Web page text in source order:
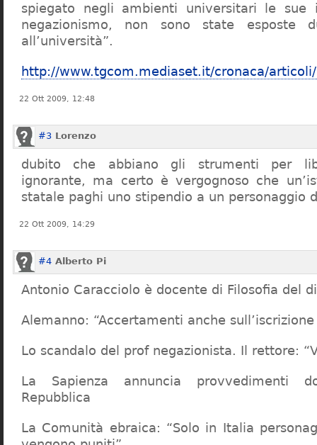
spiegato negli ambienti universitari le sue
negazionismo, non sono state esposte
all’università”.
http://www.tgcom.mediaset.it/cronaca/
22 Ott 2009, 12:48
#3 Lorenzo
dubito che abbiano gli strumenti per
ignorante, ma certo è vergognoso che
statale paghi uno stipendio a un personaggio
22 Ott 2009, 14:29
#4 Alberto Pi
Antonio Caracciolo è docente di Filosofia del
Alemanno: “Accertamenti anche
Lo scandalo del prof negazionista. Il rettore:
La Sapienza annuncia provvedimenti
Repubblica
La Comunità ebraica: “Solo in Italia